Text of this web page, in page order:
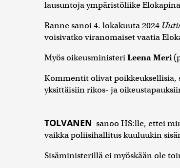
lausuntoja ympäristöliike
Ranne sanoi 4. lokakuuta 2024
voisivatko viranomaiset vaatia
Myös oikeusministeriLeena Meri
Kommentit olivat poikkeuksellisia,
yksittäisiin rikos- ja
TOLVANEN sanoo HS:lle, ettei
vaikka poliisihallitus kuuluukin
Sisäministerillä ei myöskään ole